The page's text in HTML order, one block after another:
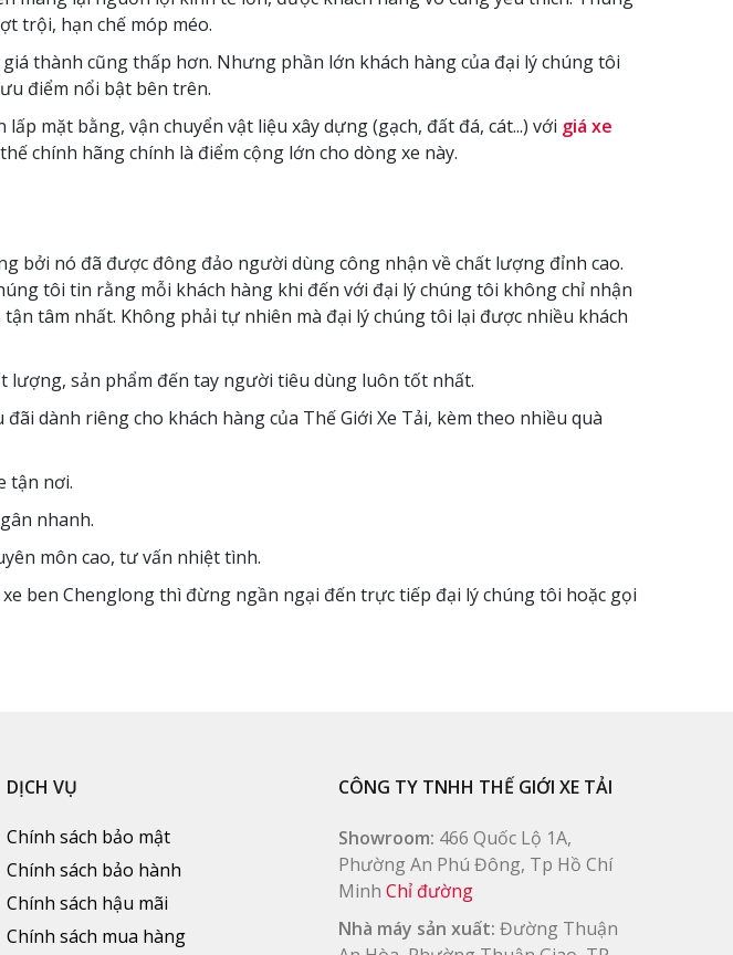
trội, hạn chế móp méo.
thành cũng thấp hơn. Nhưng phần lớn khách hàng của đại lý chúng tôi
điểm nổi bật bên trên.
mặt bằng, vận chuyển vật liệu xây dựng (gạch, đất đá, cát...) với giá xe
chính hãng chính là điểm cộng lớn cho dòng xe này.
bởi nó đã được đông đảo người dùng công nhận về chất lượng đỉnh cao.
tôi tin rằng mỗi khách hàng khi đến với đại lý chúng tôi không chỉ nhận
tâm nhất. Không phải tự nhiên mà đại lý chúng tôi lại được nhiều khách
lượng, sản phẩm đến tay người tiêu dùng luôn tốt nhất.
dành riêng cho khách hàng của Thế Giới Xe Tải, kèm theo nhiều quà
tận nơi.
nhanh.
môn cao, tư vấn nhiệt tình.
ben Chenglong thì đừng ngần ngại đến trực tiếp đại lý chúng tôi hoặc gọi
DỊCH VỤ
Chính sách bảo mật
Chính sách bảo hành
Chính sách hậu mãi
Chính sách mua hàng
CÔNG TY TNHH THẾ GIỚI XE TẢI
Showroom: 466 Quốc Lộ 1A,
Phường An Phú Đông, Tp Hồ Chí
Minh Chỉ đường
Nhà máy sản xuất: Đường Thuận